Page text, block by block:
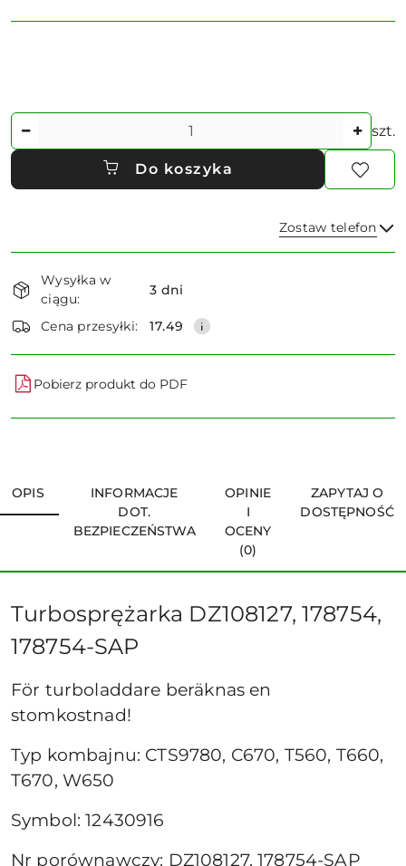
Ilość szt.
Do koszyka
Zostaw telefon
i
dostawa
Wysyłka w
ciągu:
3 dni
Cena przesyłki: 17.49
Pobierz produkt do PDF
OPIS
INFORMACJE
DOT.
BEZPIECZEŃSTWA
OPINIE
I
OCENY
(0)
ZAPYTAJ O
DOSTĘPNOŚĆ
Turbosprężarka DZ108127, 178754,
178754-SAP
För turboladdare beräknas en
stomkostnad!
Typ kombajnu: CTS9780, C670, T560, T660,
T670, W650
Symbol: 12430916
Nr porównawczy: DZ108127, 178754-SAP